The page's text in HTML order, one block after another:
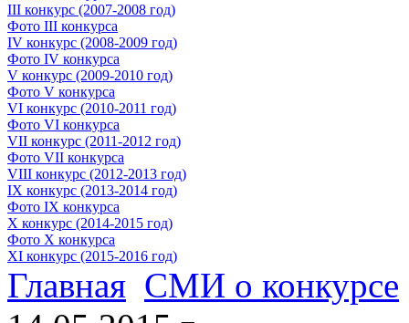
III конкурс (2007-2008 год)
Фото III конкурса
IV конкурс (2008-2009 год)
Фото IV конкурса
V конкурс (2009-2010 год)
Фото V конкурса
VI конкурс (2010-2011 год)
Фото VI конкурса
VII конкурс (2011-2012 год)
Фото VII конкурса
VIII конкурс (2012-2013 год)
IX конкурс (2013-2014 год)
Фото IX конкурса
X конкурс (2014-2015 год)
Фото X конкурса
XI конкурс (2015-2016 год)
Главная СМИ о конкурсе